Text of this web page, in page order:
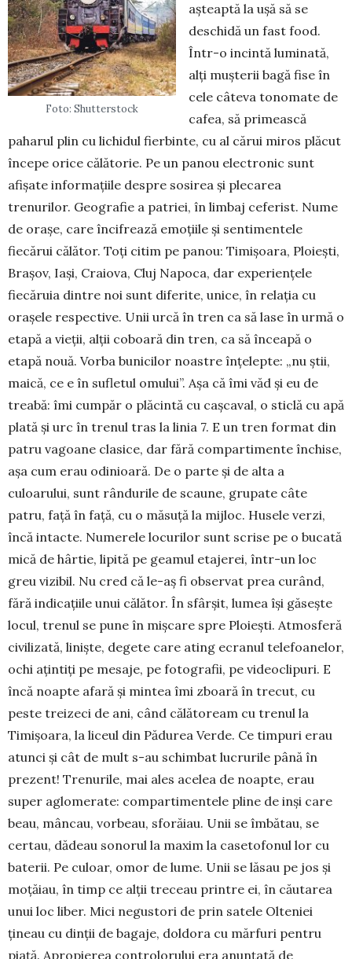
Foto: Shutterstock
așteaptă la ușă să se
deschidă un fast food.
Într-o incintă luminată,
alți mușterii bagă fise în
cele câteva tonomate de
cafea, să pri­meas­că
paharul plin cu lichidul fierbinte, cu al cărui miros plăcut
începe orice călătorie. Pe un pa­nou electronic sunt
afișate informațiile despre sosi­rea și plecarea
trenurilor. Geografie a patriei, în lim­baj ceferist. Nume
de orașe, care încifrează emo­țiile și sentimentele
fiecărui călător. Toți citim pe panou: Timișoara, Ploiești,
Brașov, Iași, Craio­va, Cluj Napoca, dar experiențele
fiecăruia dintre noi sunt diferite, unice, în relația cu
orașele respec­tive. Unii urcă în tren ca să lase în urmă o
etapă a vieții, alții coboară din tren, ca să înceapă o
etapă nouă. Vorba bunicilor noastre înțelepte: „nu știi,
mai­că, ce e în sufletul omului”. Așa că îmi văd și eu de
treabă: îmi cumpăr o plăcintă cu cașcaval, o sticlă cu apă
plată și urc în trenul tras la linia 7. E un tren format din
patru vagoane clasice, dar fă­ră compartimente închi­se,
așa cum erau odi­ni­oa­ră. De o parte și de alta a
culoarului, sunt rândurile de sca­u­ne, gru­pate câte
patru, față în față, cu o măsuță la mijloc. Husele verzi,
în­că intacte. Numerele locu­ri­lor sunt scrise pe o bucată
mică de hârtie, lipită pe geamul etaje­rei, într-un loc
greu vi­zibil. Nu cred că le-aș fi observat prea curând,
fără indicațiile unui că­lă­tor. În sfârșit, lumea își găsește
locul, trenul se pune în mișcare spre Ploiești. Atmosferă
ci­vi­lizată, liniște, degete care ating ecranul tele­foanelor,
ochi ațintiți pe mesaje, pe fotografii, pe videoclipuri. E
încă noapte afară și mintea îmi zboară în trecut, cu
peste treizeci de ani, când călătoream cu tre­nul la
Timișoara, la li­ceul din Pădurea Verde. Ce timpuri erau
atunci și cât de mult s-au schim­bat lucrurile până în
prezent! Trenurile, mai ales acelea de noapte, erau
super aglomerate: compartimentele pline de inși care
beau, mâncau, vorbeau, sforăiau. Unii se îmbătau, se
certau, dă­deau sonorul la maxim la casetofonul lor cu
baterii. Pe culoar, omor de lume. Unii se lăsau pe jos și
mo­țăiau, în timp ce alții treceau printre ei, în căutarea
unui loc liber. Mici negustori de prin satele Olteniei
țineau cu dinții de bagaje, doldora cu mărfuri pentru
piață. Apropierea con­tro­lorului era anunțată de